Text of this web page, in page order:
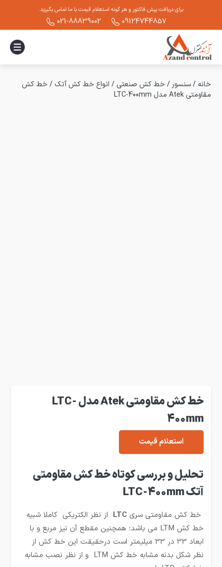
برای دریافت پیش فاکتور و هر گونه استعلام قیمت با ما تماس بگیرید.
09124744857
021-88839002
خانه /سنسور / خط کش صنعتی / انواع خط کش آتک / خط کش
مقاومتی Atek مدل LTC-400mm
خط کش مقاومتی Atek مدل LTC-
400mm
استعلام قیمت
تحلیل و بررسی کوتاه خط کش مقاومتی
آتک LTC-400mm
خط کش مقاومتی سریLTC از نظر الکتریکی کاملا شبیه
خط کش LTM می باشد؛ همچنین مقطع آن نیز مربع و با
ابعاد 33 در 33 میلیمتر است درحقیقت این خط کش از
نظر شکل بدنه مشابه خط کش LTM و از نظر نصب مشابه